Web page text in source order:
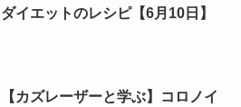
ダイエットのレシピ【6月10日】
【カズレーザーと学ぶ】コロノイ